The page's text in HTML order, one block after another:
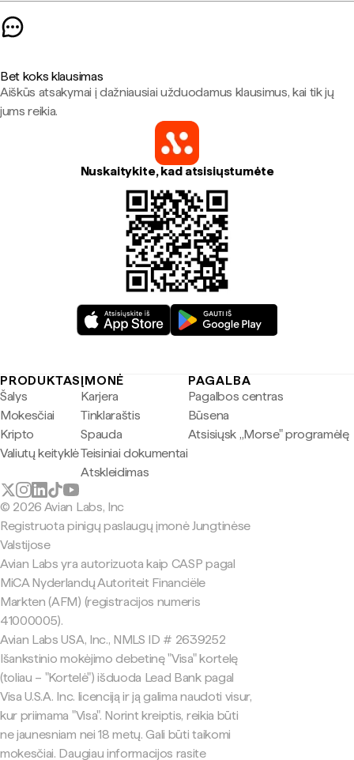
Bet koks klausimas
Aiškūs atsakymai į dažniausiai užduodamus klausimus, kai tik jų
jums reikia.
Nuskaitykite, kad atsisiųstumėte
PRODUKTAS
Šalys
Mokesčiai
Kripto
Valiutų keityklė
ĮMONĖ
Karjera
Tinklaraštis
Spauda
Teisiniai dokumentai
Atskleidimas
PAGALBA
Pagalbos centras
Būsena
Atsisiųsk „Morse" programėlę
© 2026 Avian Labs, Inc
Registruota pinigų paslaugų įmonė Jungtinėse
Valstijose
Avian Labs yra autorizuota kaip CASP pagal
MiCA Nyderlandų Autoriteit Financiële
Markten (AFM) (registracijos numeris
41000005).
Avian Labs USA, Inc., NMLS ID # 2639252
Išankstinio mokėjimo debetinę "Visa" kortelę
(toliau – "Kortelė") išduoda Lead Bank pagal
Visa U.S.A. Inc. licenciją ir ją galima naudoti visur,
kur priimama "Visa". Norint kreiptis, reikia būti
ne jaunesniam nei 18 metų. Gali būti taikomi
mokesčiai. Daugiau informacijos rasite